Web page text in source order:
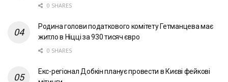
0 SHARES
Родина голови податкового комітету Гетманцева має
житло в Ніцці за 930 тисяч євро
0 SHARES
Екс-регіонал Добкін планує провести в Києві фейкові